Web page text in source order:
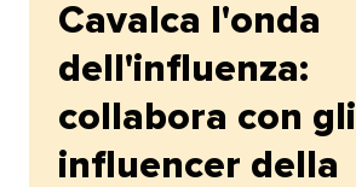
Cavalca l'onda
dell'influenza:
collabora con gli
influencer della